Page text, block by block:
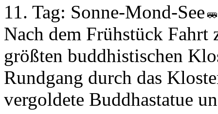
11. Tag: Sonne-Mond-See
Nach dem Frühstück Fahrt
größten buddhistischen
Rundgang durch das
vergoldete Buddhastatue